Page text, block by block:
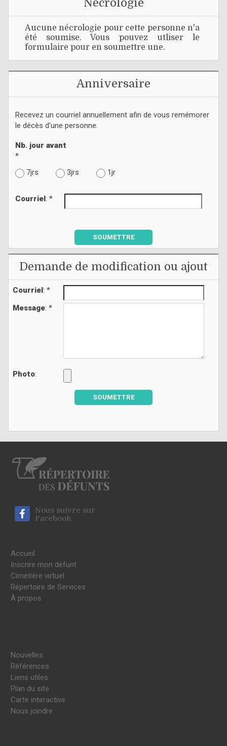
Nécrologie
Aucune nécrologie pour cette personne n'a
été soumise. Vous pouvez utliser le
formulaire pour en soumettre une.
Anniversaire
Recevez un courriel annuellement afin de vous remémorer
le décès d'une personne.
Nb. jour avant
*
7jrs
3jrs 1jr
Courriel : *
SOUMETTRE
Demande de modification ou ajout
Courriel: *
Message: *
Photo:
SOUMETTRE
Nous suivre sur
Facebook
Accueil
Inscrire mon défunt
Cimetière virtuel
Répertoire de Services
À propos
Nouvelles
Références
Liens utiles
Plan du site
Carte interactive
Nous joindre